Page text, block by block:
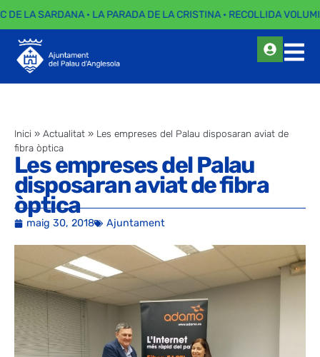
DE LA SARDANA · LA PARADA DE LA CRISTINA · RECOLLIDA
Inici » Actualitat » Les empreses del Palau disposaran aviat de
fibra òptica
Les empreses del Palau
disposaran aviat de fibra
òptica
maig 30, 2018 Ajuntament